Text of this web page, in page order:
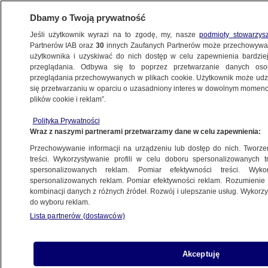
RZESZÓW
za zabicie Owsiaka. Wyrok
27.03.2025, 16:49
Udostępnij
Dbamy o Twoją prywatność
Jeśli użytkownik wyrazi na to zgodę, my, naszepodmioty
Partnerów IAB oraz30 innych Zaufanych Partnerów może
użytkownika i uzyskiwać do nich dostęp w celu zapewnienia
przeglądania. Odbywa się to poprzez przetwarzanie danych
przeglądania przechowywanych w plikach cookie. Użytkownik może
się przetwarzaniu w oparciu o uzasadniony interes w dowolnym
plików cookie i reklam”.
Polityka Prywatności
Wraz z naszymi partnerami przetwarzamy dane w celu zapewnienia:
Przechowywanie informacji na urządzeniu lub dostęp do nich.
treści. Wykorzystywanie profili w celu doboru spersonalizowanych
spersonalizowanych reklam. Pomiar efektywności treści.
spersonalizowanych reklam. Pomiar efektywności reklam.
kombinacji danych z różnych źródeł. Rozwój i ulepszanie usług.
do wyboru reklam.
Lista partnerów (dostawców)
Akceptuję